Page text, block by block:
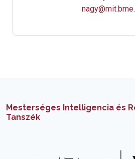
Mesterséges Intelligencia és
Tanszék